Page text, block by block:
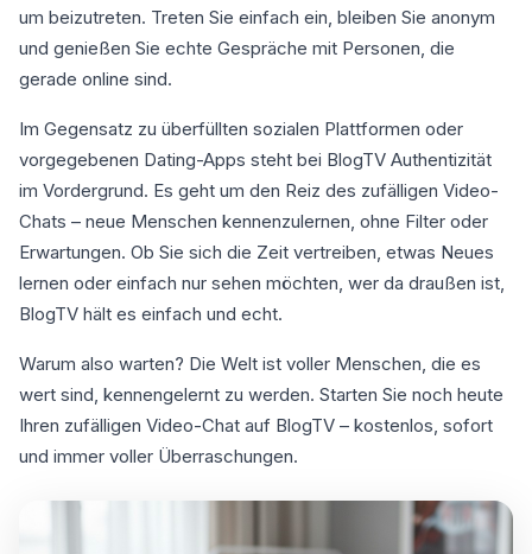
um beizutreten. Treten Sie einfach ein, bleiben Sie anonym
und genießen Sie echte Gespräche mit Personen, die
gerade online sind.
Im Gegensatz zu überfüllten sozialen Plattformen oder
vorgegebenen Dating-Apps steht bei BlogTV Authentizität
im Vordergrund. Es geht um den Reiz des zufälligen Video-
Chats – neue Menschen kennenzulernen, ohne Filter oder
Erwartungen. Ob Sie sich die Zeit vertreiben, etwas Neues
lernen oder einfach nur sehen möchten, wer da draußen ist,
BlogTV hält es einfach und echt.
Warum also warten? Die Welt ist voller Menschen, die es
wert sind, kennengelernt zu werden. Starten Sie noch heute
Ihren zufälligen Video-Chat auf BlogTV – kostenlos, sofort
und immer voller Überraschungen.